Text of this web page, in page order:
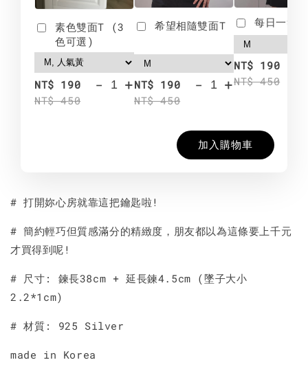
素色雙面T (3
色可選)
NT$ 190
NT$ 450
- +
希望相隨雙面T
NT$ 190
NT$ 450
- +
每日一笑
NT$ 190
NT$ 450
加入購物車
# 打開妳心房就靠這把鑰匙啦!
# 簡約輕巧但質感滿分的精緻度，朋友都以為這條要上千元
才買得到呢!
# 尺寸: 鍊長38cm + 延長鍊4.5cm (墜子大小
2.2*1cm)
# 材質: 925 Silver
made in Korea